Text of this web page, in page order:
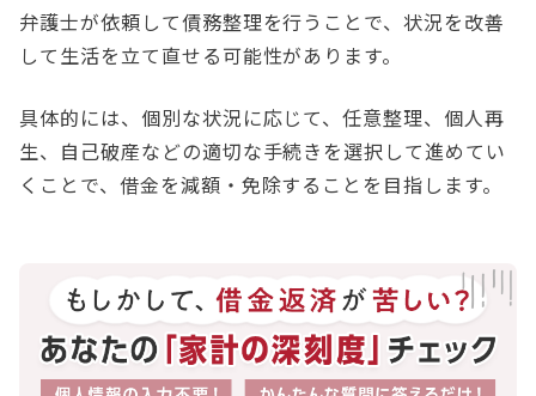
弁護士が依頼して債務整理を行うことで、状況を改善
して生活を立て直せる可能性があります。
具体的には、個別な状況に応じて、任意整理、個人再
生、自己破産などの適切な手続きを選択して進めてい
くことで、借金を減額・免除することを目指します。